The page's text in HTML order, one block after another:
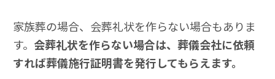
家族葬の場合、会葬礼状を作らない場合もありま
す。 会葬礼状を作らない場合は、葬儀会社に依頼
すれば葬儀施行証明書を発行してもらえます。